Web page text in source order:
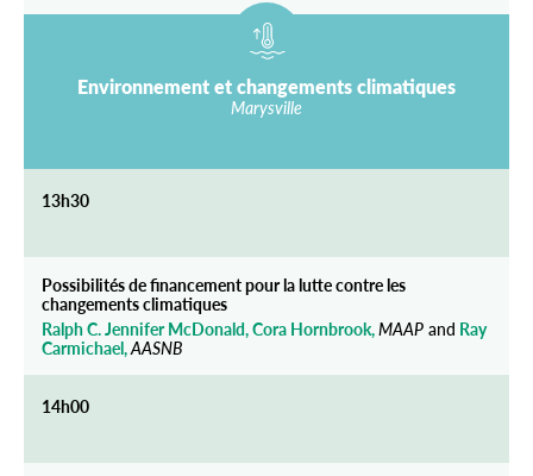
Environnement et changements climatiques
Marysville
13h30
Possibilités de financement pour la lutte contre les
changements climatiques
Ralph C. Jennifer McDonald, Cora Hornbrook,MAAP and Ray
Carmichael,AASNB
14h00